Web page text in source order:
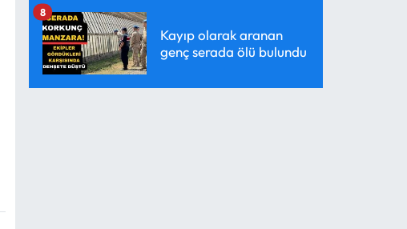
Kayıp olarak aranan
genç serada ölü bulundu
8